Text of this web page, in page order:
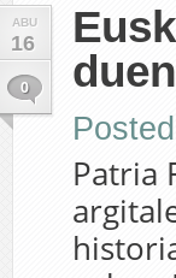
ABU
16
0
Patria